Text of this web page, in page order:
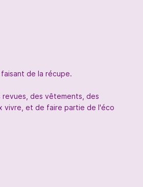
de la récupe.
des vêtements, des
vivre, et de faire partie de l'éco